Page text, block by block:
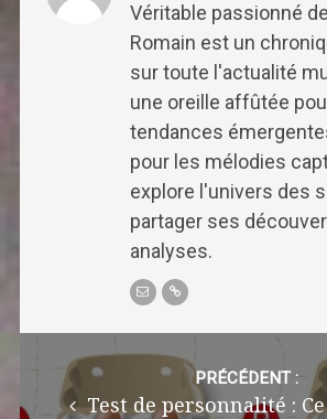
Véritable passionné
Romain est un
sur toute l'actualité
une oreille affûtée
tendances
pour les mélodies
explore l'univers des
partager ses
analyses.
navigation
PRÉCÉDENT :
Test de personnalité :